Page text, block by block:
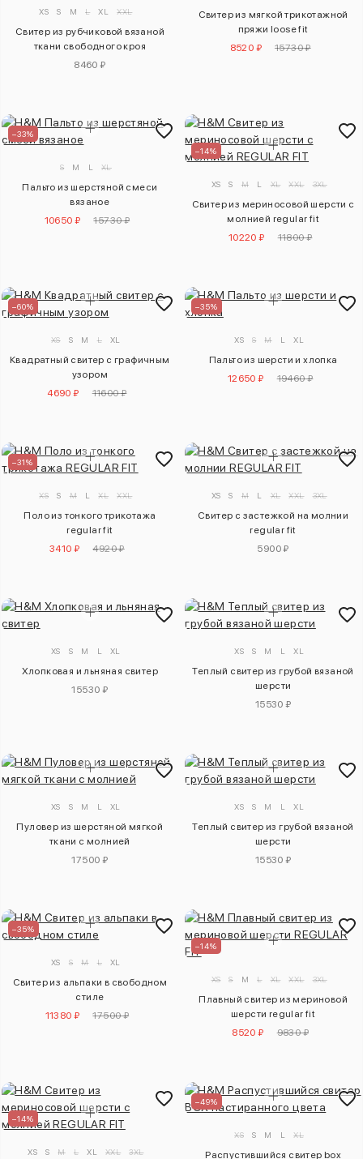
XS S M L XL XXL
Свитер из рубчиковой вязаной
ткани свободного кроя
8460 ₽
Свитер из мягкой трикотажной
пряжи loose fit
8520 ₽
15730 ₽
–33%
S M L XL
Пальто из шерстяной смеси
вязаное
10650 ₽
15730 ₽
–14%
XS S M L XL XXL 3XL
Свитер из мериносовой шерсти с
молнией regular fit
10220 ₽
11800 ₽
–60%
XS S M L XL
Квадратный свитер с графичным
узором
4690 ₽
11600 ₽
–35%
XS S M L XL
Пальто из шерсти и хлопка
12650 ₽
19460 ₽
–31%
XS S M L XL XXL
Поло из тонкого трикотажа
regular fit
3410 ₽
4920 ₽
XS S M L XL XXL 3XL
Свитер с застежкой на молнии
regular fit
5900 ₽
XS S M L XL
Хлопковая и льняная свитер
15530 ₽
XS S M L XL
Теплый свитер из грубой вязаной
шерсти
15530 ₽
XS S M L XL
Пуловер из шерстяной мягкой
ткани с молнией
17500 ₽
XS S M L XL
Теплый свитер из грубой вязаной
шерсти
15530 ₽
–35%
XS S M L XL
Свитер из альпаки в свободном
стиле
11380 ₽
17500 ₽
–14%
XS S M L XL XXL 3XL
Плавный свитер из мериновой
шерсти regular fit
8520 ₽
9830 ₽
–14%
XS S M L XL XXL 3XL
–49%
XS S M L XL
Распустившийся свитер box